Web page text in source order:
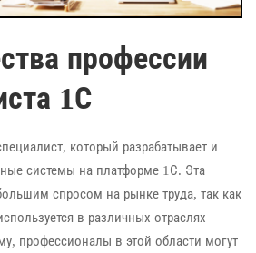
профессии
1С
который разрабатывает и
системы на платформе 1С. Эта
спросом на рынке труда, так как
в различных отраслях
профессионалы в этой области могут